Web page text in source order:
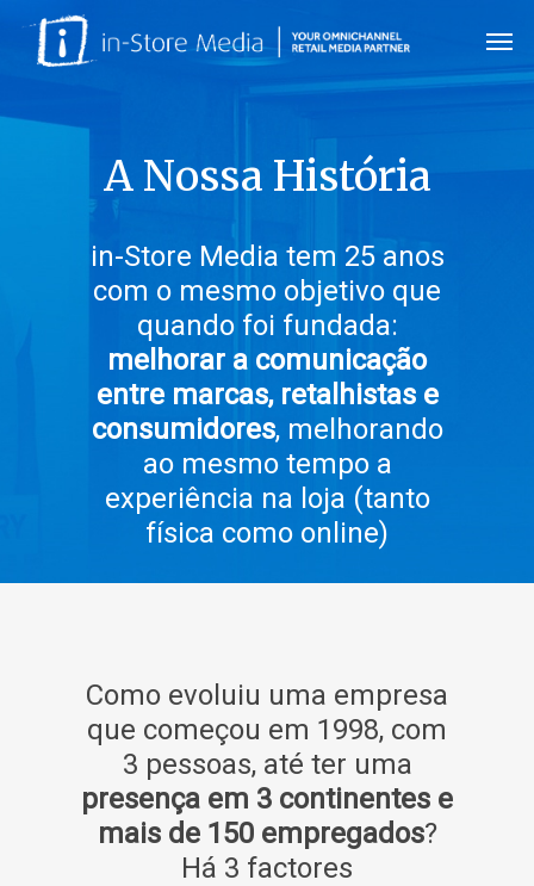
main
A Nossa História
in-Store Media tem 25 anos
com o mesmo objetivo que
quando foi fundada:
melhorar a comunicação
entre marcas, retalhistas e
consumidores, melhorando
ao mesmo tempo a
experiência na loja (tanto
física como online)
Como evoluiu uma empresa
que começou em 1998, com
3 pessoas, até ter uma
presença em 3 continentes e
mais de 150 empregados?
Há 3 factores